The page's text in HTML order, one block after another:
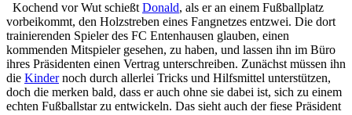
Kochend vor Wut schießt Donald, als er an einem Fußballplatz
vorbeikommt, den Holzstreben eines Fangnetzes entzwei. Die dort
trainierenden Spieler des FC Entenhausen glauben, einen
kommenden Mitspieler gesehen, zu haben, und lassen ihn im Büro
ihres Präsidenten einen Vertrag unterschreiben. Zunächst müssen ihn
die Kindernoch durch allerlei Tricks und Hilfsmittel unterstützen,
doch die merken bald, dass er auch ohne sie dabei ist, sich zu einem
echten Fußballstar zu entwickeln. Das sieht auch der fiese Präsident